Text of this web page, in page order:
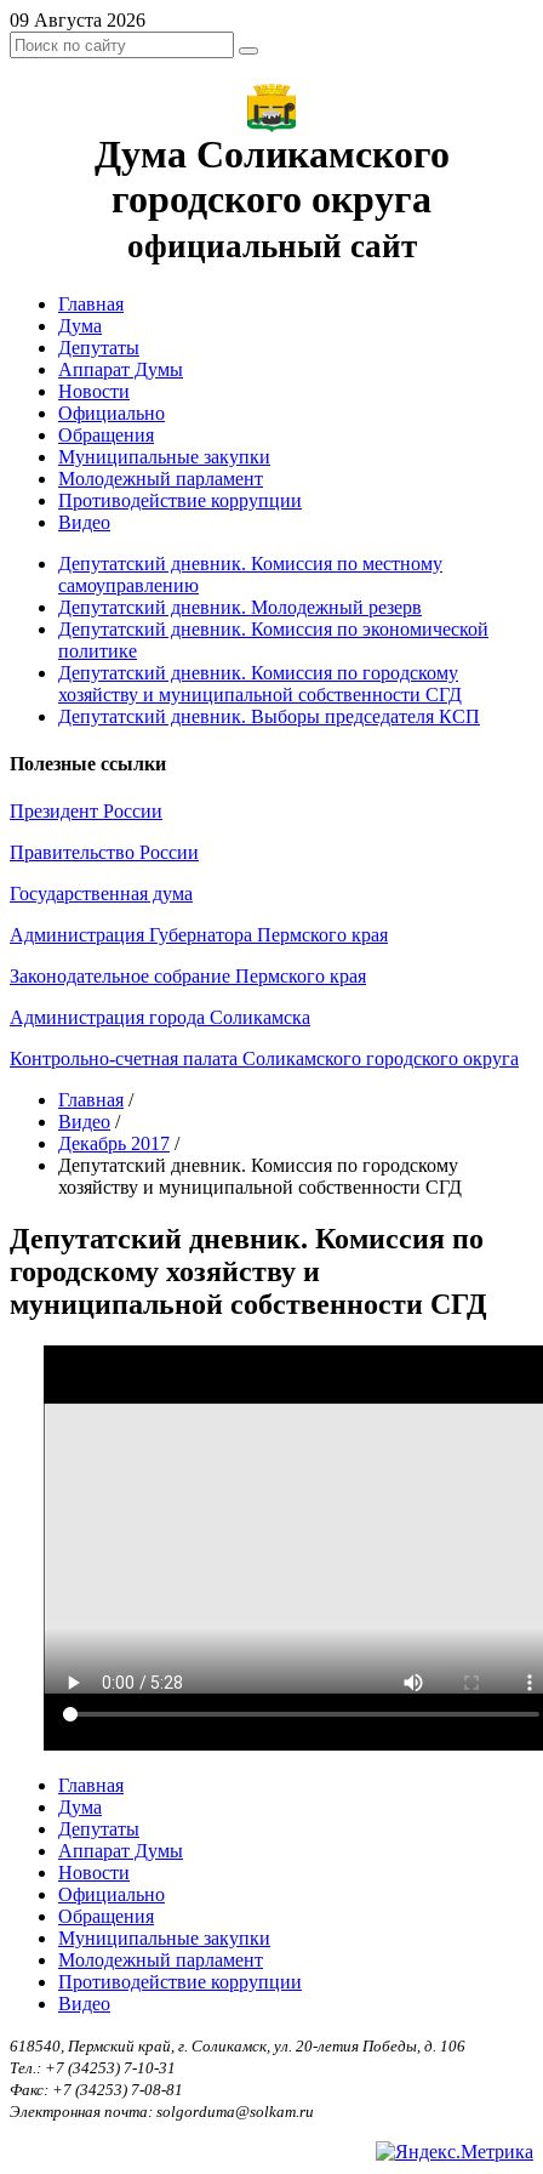
09 Августа 2026
Дума Соликамского
городского округа
официальный сайт
Главная
Дума
Депутаты
Аппарат Думы
Новости
Официально
Обращения
Муниципальные закупки
Молодежный парламент
Противодействие коррупции
Видео
Депутатский дневник. Комиссия по местному
самоуправлению
Депутатский дневник. Молодежный резерв
Депутатский дневник. Комиссия по экономической
политике
Депутатский дневник. Комиссия по городскому
хозяйству и муниципальной собственности СГД
Депутатский дневник. Выборы председателя КСП
Полезные ссылки
Президент России
Правительство России
Государственная дума
Администрация Губернатора Пермского края
Законодательное собрание Пермского края
Администрация города Соликамска
Контрольно-счетная палата Соликамского городского округа
Главная /
Видео /
Декабрь 2017 /
Депутатский дневник. Комиссия по городскому
хозяйству и муниципальной собственности СГД
Депутатский дневник. Комиссия по
городскому хозяйству и
муниципальной собственности СГД
Главная
Дума
Депутаты
Аппарат Думы
Новости
Официально
Обращения
Муниципальные закупки
Молодежный парламент
Противодействие коррупции
Видео
618540, Пермский край, г. Соликамск, ул. 20-летия Победы, д. 106
Тел.: +7 (34253) 7-10-31
Факс: +7 (34253) 7-08-81
Электронная почта: solgorduma@solkam.ru